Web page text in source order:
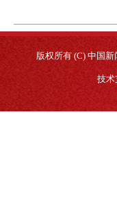
版权所有 (C) 中国
技术